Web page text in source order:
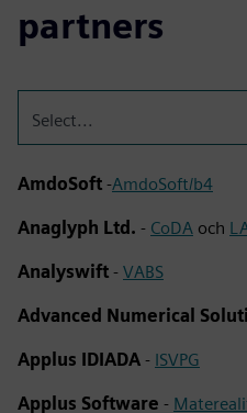
partners
Select...
AmdoSoft -AmdoSoft/b4
Anaglyph Ltd. - CoDA och
Analyswift - VABS
Advanced Numerical
Applus IDIADA - ISVPG
Applus Software -